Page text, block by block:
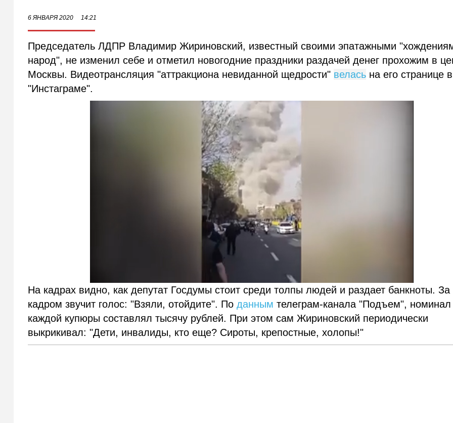
6 ЯНВАРЯ 2020 14:21
Председатель ЛДПР Владимир Жириновский, известный своими эпатажными
народ", не изменил себе и отметил новогодние праздники раздачей денег прохожим в
Москвы. Видеотрансляция "аттракциона невиданной щедрости" велась на его странице в
"Инстаграме".
На кадрах видно, как депутат Госдумы стоит среди толпы людей и раздает банкноты. За
кадром звучит голос: "Взяли, отойдите". Поданным телеграм-канала "Подъем", номинал
каждой купюры составлял тысячу рублей. При этом сам Жириновский периодически
выкрикивал: "Дети, инвалиды, кто еще? Сироты, крепостные, холопы!"